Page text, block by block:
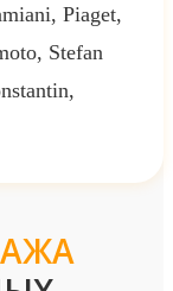
Piaget,
Stefan